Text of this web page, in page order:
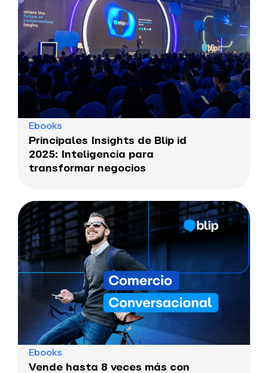
Ebooks
Principales Insights de Blip id
2025: Inteligencia para
transformar negocios
Ebooks
Vende hasta 8 veces más con